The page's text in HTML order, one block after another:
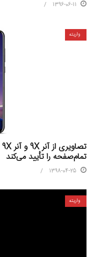
1396-06-11
واریته
تمام‌صفحه را تأیید می‌کند
1398-04-25
واریته